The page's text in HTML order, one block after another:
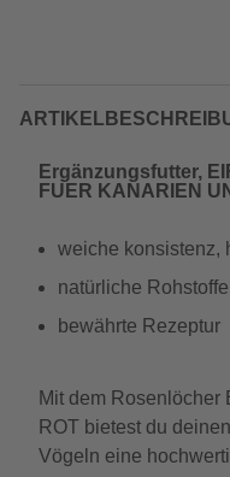
Ergänzungsfutter,
FUER KANARIEN
weiche konsistenz,
natürliche Rohstoffe
bewährte Rezeptur
Mit dem Rosenlöcher
ROT bietest du
Vögeln eine